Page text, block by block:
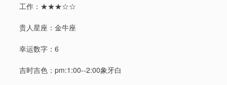
工作：★★★☆☆
贵人星座：金牛座
幸运数字：6
吉时吉色：pm:1:00--2:00象牙白